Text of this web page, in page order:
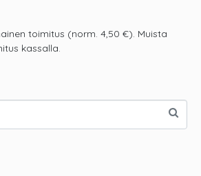
toimitus (norm. 4,50 €). Muista
kassalla.